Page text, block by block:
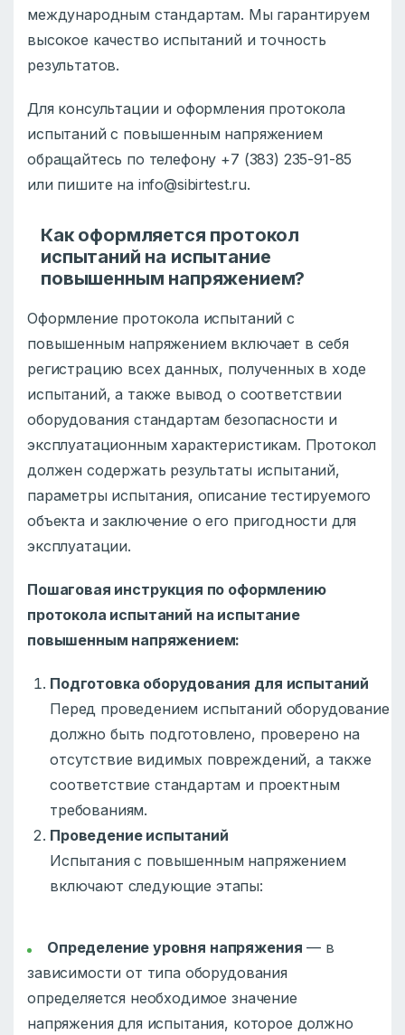
международным стандартам. Мы гарантируем
высокое качество испытаний и точность
результатов.
Для консультации и оформления протокола
испытаний с повышенным напряжением
обращайтесь по телефону +7 (383) 235-91-85
или пишите на info@sibirtest.ru.
Как оформляется протокол
испытаний на испытание
повышенным напряжением?
Оформление протокола испытаний с
повышенным напряжением включает в себя
регистрацию всех данных, полученных в ходе
испытаний, а также вывод о соответствии
оборудования стандартам безопасности и
эксплуатационным характеристикам. Протокол
должен содержать результаты испытаний,
параметры испытания, описание тестируемого
объекта и заключение о его пригодности для
эксплуатации.
Пошаговая инструкция по оформлению
протокола испытаний на испытание
повышенным напряжением:
Подготовка оборудования для испытаний
Перед проведением испытаний оборудование
должно быть подготовлено, проверено на
отсутствие видимых повреждений, а также
соответствие стандартам и проектным
требованиям.
Проведение испытаний
Испытания с повышенным напряжением
включают следующие этапы:
Определение уровня напряжения — в
зависимости от типа оборудования
определяется необходимое значение
напряжения для испытания, которое должно